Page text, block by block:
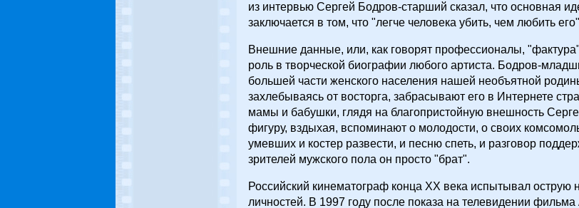
из интервью Сергей Бодров-старший сказал, что основная
заключается в том, что "легче человека убить, чем любить
Внешние данные, или, как говорят профессионалы,
роль в творческой биографии любого артиста. Бодров-
большей части женского населения нашей необъятной
захлебываясь от восторга, забрасывают его в Интернете
мамы и бабушки, глядя на благопристойную внешность
фигуру, вздыхая, вспоминают о молодости, о своих
умевших и костер развести, и песню спеть, и разговор
зрителей мужского пола он просто "брат".
Российский кинематограф конца XX века испытывал острую
личностей. В 1997 году после показа на телевидении